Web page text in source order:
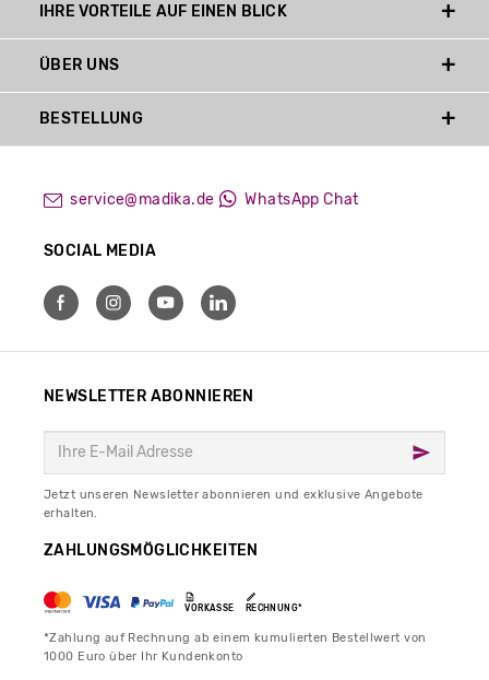
IHRE VORTEILE AUF EINEN BLICK
service@madika.de WhatsApp Chat
SOCIAL MEDIA
ÜBER UNS
BESTELLUNG
NEWSLETTER ABONNIEREN
Jetzt unseren Newsletter abonnieren und exklusive Angebote
erhalten.
ZAHLUNGSMÖGLICHKEITEN
VORKASSE RECHNUNG*
*Zahlung auf Rechnung ab einem kumulierten Bestellwert von
1000 Euro über Ihr Kundenkonto